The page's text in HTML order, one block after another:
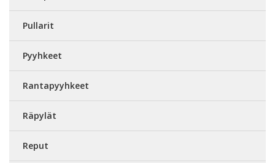
Pullarit
Pyyhkeet
Rantapyyhkeet
Räpylät
Reput